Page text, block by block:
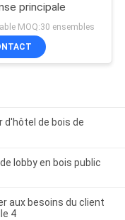
principale
MOQ:30 ensembles
d'hôtel de bois de
lobby en bois public
aux besoins du client
4